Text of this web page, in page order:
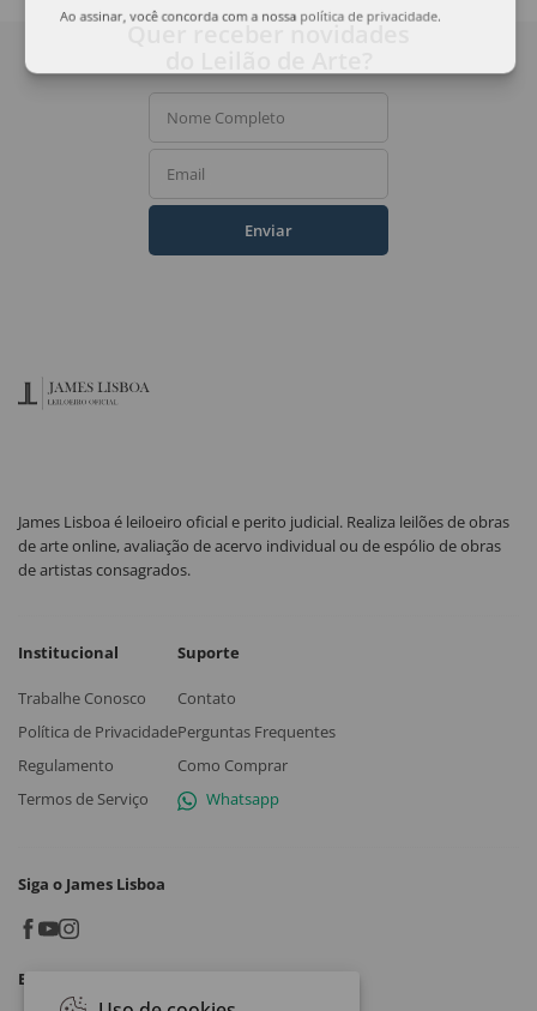
Ao assinar, você concorda com a nossa política de privacidade
Quer receber novidades
Nome Completo
Email
Enviar
James Lisboa é leiloeiro oficial e perito judicial. Realiza leilões de obras
de arte online, avaliação de acervo individual ou de espólio de obras
de artistas consagrados.
Institucional
Trabalhe Conosco
Política de Privacidade
Regulamento
Termos de Serviço
Suporte
Contato
Perguntas Frequentes
Como Comprar
Whatsapp
Siga o James Lisboa
Baixe o App